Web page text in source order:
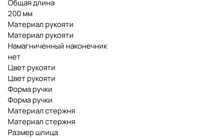
Общая длина
200 мм
Материал рукояти
Материал рукояти
Намагниченный наконечник
нет
Цвет рукояти
Цвет рукояти
Форма ручки
Форма ручки
Материал стержня
Материал стержня
Размер шлица